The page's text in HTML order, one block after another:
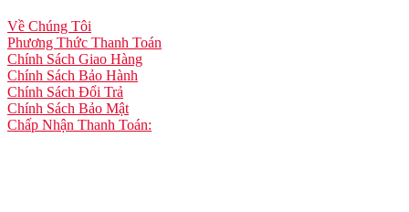
Về Chúng Tôi
Phương Thức Thanh Toán
Chính Sách Giao Hàng
Chính Sách Bảo Hành
Chính Sách Đổi Trả
Chính Sách Bảo Mật
Chấp Nhận Thanh Toán: